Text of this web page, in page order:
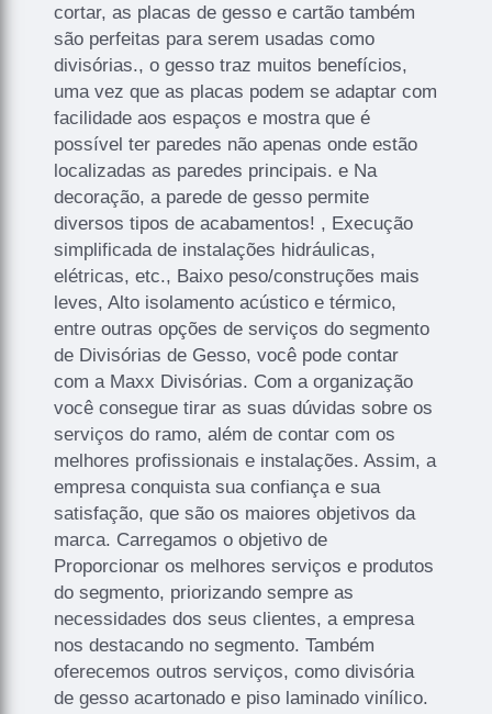
cortar, as placas de gesso e cartão também
são perfeitas para serem usadas como
divisórias., o gesso traz muitos benefícios,
uma vez que as placas podem se adaptar com
facilidade aos espaços e mostra que é
possível ter paredes não apenas onde estão
localizadas as paredes principais. e Na
decoração, a parede de gesso permite
diversos tipos de acabamentos! , Execução
simplificada de instalações hidráulicas,
elétricas, etc., Baixo peso/construções mais
leves, Alto isolamento acústico e térmico,
entre outras opções de serviços do segmento
de Divisórias de Gesso, você pode contar
com a Maxx Divisórias. Com a organização
você consegue tirar as suas dúvidas sobre os
serviços do ramo, além de contar com os
melhores profissionais e instalações. Assim, a
empresa conquista sua confiança e sua
satisfação, que são os maiores objetivos da
marca. Carregamos o objetivo de
Proporcionar os melhores serviços e produtos
do segmento, priorizando sempre as
necessidades dos seus clientes, a empresa
nos destacando no segmento. Também
oferecemos outros serviços, como divisória
de gesso acartonado e piso laminado vinílico.